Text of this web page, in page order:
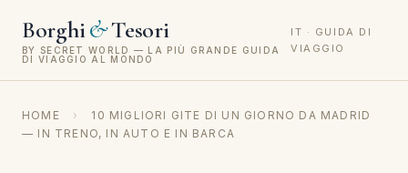
Borghi&Tesori
BY SECRET WORLD — LA PIÙ GRANDE GUIDA
DI VIAGGIO AL MONDO
IT · GUIDA DI
VIAGGIO
HOME ›
10 MIGLIORI GITE DI UN GIORNO DA MADRID
— IN TRENO, IN AUTO E IN BARCA